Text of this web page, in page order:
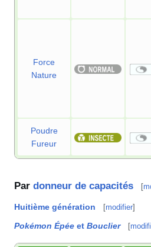
Force
Nature
Poudre
Fureur
Par donneur de capacités [
Huitième génération [modifier]
Pokémon Épée et Bouclier [